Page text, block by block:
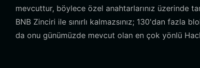
mevcuttur, böylece özel anahtarlarınız üzerinde
BNB Zinciri ile sınırlı kalmazsınız; 130'dan
da onu günümüzde mevcut olan en çok yönlü